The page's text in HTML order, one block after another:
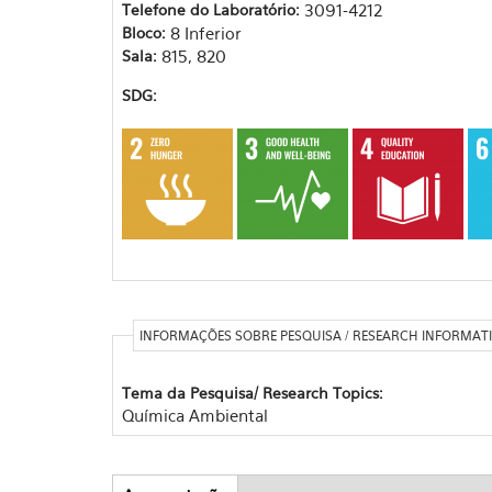
Telefone do Laboratório: 3091-4212
Bloco: 8 Inferior
Sala: 815, 820
SDG:
INFORMAÇÕES SOBRE PESQUISA / RESEARCH
Tema da Pesquisa/ Research Topics:
Química Ambiental